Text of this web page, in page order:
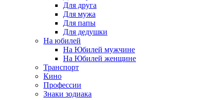
Для друга
Для мужа
Для папы
Для дедушки
На юбилей
На Юбилей мужчине
На Юбилей женщине
Транспорт
Кино
Профессии
Знаки зодиака